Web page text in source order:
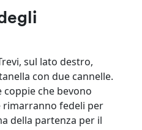
sul lato destro,
con due cannelle.
coppie che bevono
rimarranno fedeli per
della partenza per il